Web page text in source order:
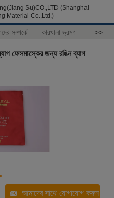
Su)CO.,LTD (Shanghai
Material Co.,Ltd.)
সম্পর্কে কারখানা ভ্রমণ >>
ফেসমাস্কের জন্য রঙিন ব্যাগ
আমাদের সাথে যোগাযোগ করুন